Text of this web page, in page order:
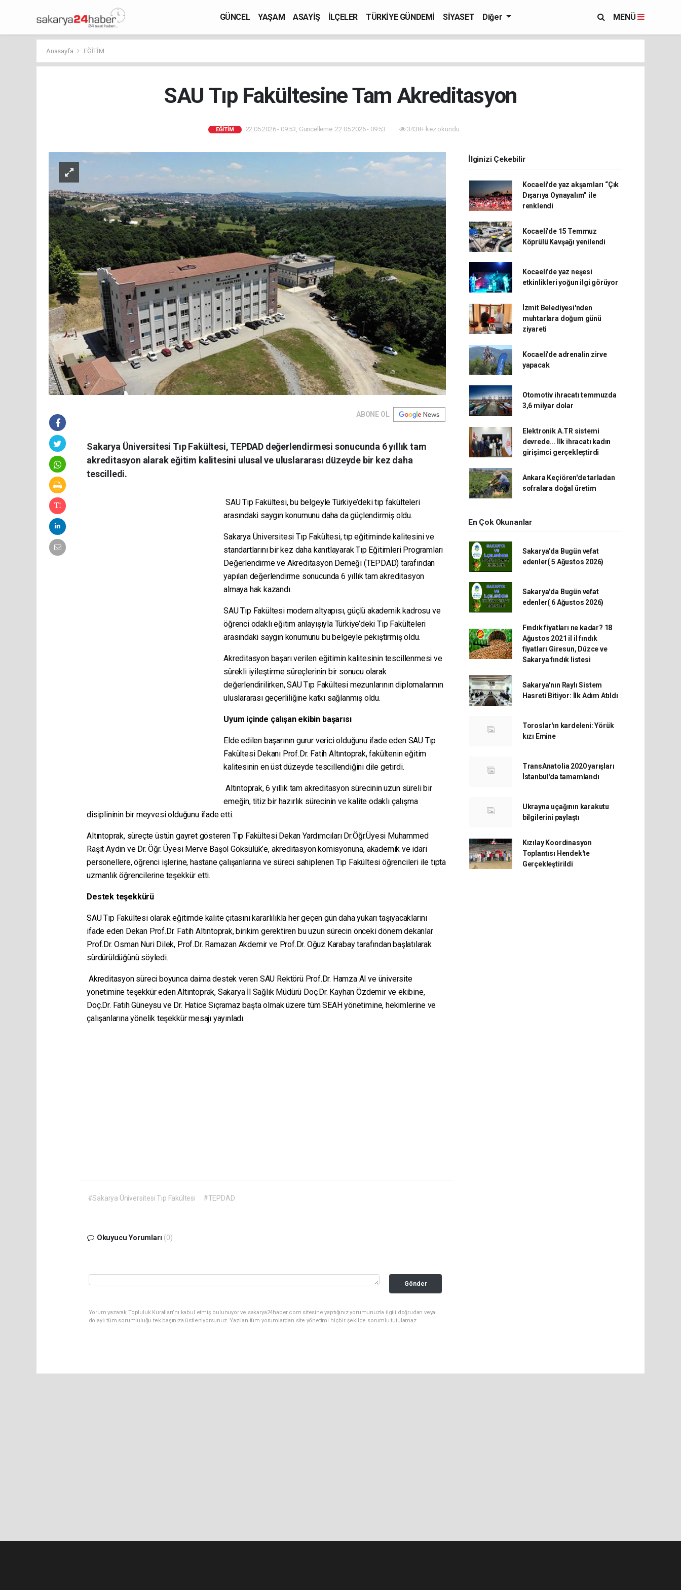
GÜNCEL YAŞAM ASAYİŞ İLÇELER TÜRKİYE GÜNDEMİ SİYASET Diğer MENÜ
Anasayfa EĞİTİM
SAU Tıp Fakültesine Tam Akreditasyon
EĞİTİM 22.05.2026 - 09:53, Güncelleme: 22.05.2026 - 09:53 3438+ kez okundu.
ABONE OL
Sakarya Üniversitesi Tıp Fakültesi, TEPDAD değerlendirmesi sonucunda 6 yıllık tam
akreditasyon alarak eğitim kalitesini ulusal ve uluslararası düzeyde bir kez daha
tescilledi.
SAU Tıp Fakültesi, bu belgeyle Türkiye’deki tıp fakülteleri
arasındaki saygın konumunu daha da güçlendirmiş oldu.
Sakarya Üniversitesi Tıp Fakültesi, tıp eğitiminde kalitesini ve
standartlarını bir kez daha kanıtlayarak Tıp Eğitimleri Programları
Değerlendirme ve Akreditasyon Derneği (TEPDAD) tarafından
yapılan değerlendirme sonucunda 6 yıllık tam akreditasyon
almaya hak kazandı.
SAU Tıp Fakültesi modern altyapısı, güçlü akademik kadrosu ve
öğrenci odaklı eğitim anlayışıyla Türkiye’deki Tıp Fakülteleri
arasındaki saygın konumunu bu belgeyle pekiştirmiş oldu.
Akreditasyon başarı verilen eğitimin kalitesinin tescillenmesi ve
sürekli iyileştirme süreçlerinin bir sonucu olarak
değerlendirilirken, SAU Tıp Fakültesi mezunlarının diplomalarının
uluslararası geçerliliğine katkı sağlanmış oldu.
Uyum içinde çalışan ekibin başarısı
Elde edilen başarının gurur verici olduğunu ifade eden SAU Tıp
Fakültesi Dekanı Prof.Dr. Fatih Altıntoprak, fakültenin eğitim
kalitesinin en üst düzeyde tescillendiğini dile getirdi.
Altıntoprak, 6 yıllık tam akreditasyon sürecinin uzun süreli bir
emeğin, titiz bir hazırlık sürecinin ve kalite odaklı çalışma
disiplininin bir meyvesi olduğunu ifade etti.
Altıntoprak, süreçte üstün gayret gösteren Tıp Fakültesi Dekan Yardımcıları Dr.Öğr.Üyesi Muhammed
Raşit Aydın ve Dr. Öğr. Üyesi Merve Başol Göksülük’e, akreditasyon komisyonuna, akademik ve idari
personellere, öğrenci işlerine, hastane çalışanlarına ve süreci sahiplenen Tıp Fakültesi öğrencileri ile tıpta
uzmanlık öğrencilerine teşekkür etti.
Destek teşekkürü
SAU Tıp Fakültesi olarak eğitimde kalite çıtasını kararlılıkla her geçen gün daha yukarı taşıyacaklarını
ifade eden Dekan Prof.Dr. Fatih Altıntoprak, birikim gerektiren bu uzun sürecin önceki dönem dekanlar
Prof.Dr. Osman Nuri Dilek, Prof.Dr. Ramazan Akdemir ve Prof.Dr. Oğuz Karabay tarafından başlatılarak
sürdürüldüğünü söyledi.
Akreditasyon süreci boyunca daima destek veren SAU Rektörü Prof.Dr. Hamza Al ve üniversite
yönetimine teşekkür eden Altıntoprak, Sakarya İl Sağlık Müdürü Doç.Dr. Kayhan Özdemir ve ekibine,
Doç.Dr. Fatih Güneysu ve Dr. Hatice Sıçramaz başta olmak üzere tüm SEAH yönetimine, hekimlerine ve
çalışanlarına yönelik teşekkür mesajı yayınladı.
#Sakarya Üniversitesi Tıp Fakültesi #TEPDAD
Okuyucu Yorumları (0)
Gönder
Yorum yazarak Topluluk Kuralları’nı kabul etmiş bulunuyor ve sakarya24haber.com sitesine yaptığınız yorumunuzla ilgili doğrudan veya
dolaylı tüm sorumluluğu tek başınıza üstleniyorsunuz. Yazılan tüm yorumlardan site yönetimi hiçbir şekilde sorumlu tutulamaz.
İlginizi Çekebilir
Kocaeli'de yaz akşamları “Çık
Dışarıya Oynayalım” ile
renklendi
Kocaeli’de 15 Temmuz
Köprülü Kavşağı yenilendi
Kocaeli’de yaz neşesi
etkinlikleri yoğun ilgi görüyor
İzmit Belediyesi'nden
muhtarlara doğum günü
ziyareti
Kocaeli’de adrenalin zirve
yapacak
Otomotiv ihracatı temmuzda
3,6 milyar dolar
Elektronik A.TR sistemi
devrede... İlk ihracatı kadın
girişimci gerçekleştirdi
Ankara Keçiören'de tarladan
sofralara doğal üretim
En Çok Okunanlar
Sakarya'da Bugün vefat
edenler( 5 Ağustos 2026)
Sakarya'da Bugün vefat
edenler( 6 Ağustos 2026)
Fındık fiyatları ne kadar? 18
Ağustos 2021 il il fındık
fiyatları Giresun, Düzce ve
Sakarya fındık listesi
Sakarya'nın Raylı Sistem
Hasreti Bitiyor: İlk Adım Atıldı
Toroslar'ın kardeleni: Yörük
kızı Emine
TransAnatolia 2020 yarışları
İstanbul'da tamamlandı
Ukrayna uçağının karakutu
bilgilerini paylaştı
Kızılay Koordinasyon
Toplantısı Hendek'te
Gerçekleştirildi